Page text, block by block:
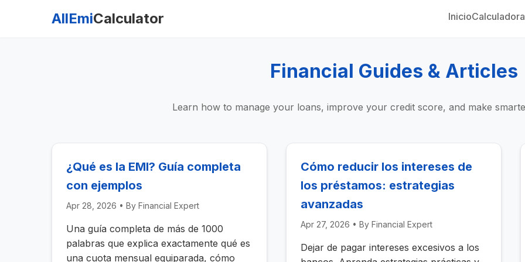
AllEmiCalculator InicioCalculadora
Financial Guides & Articles
Learn how to manage your loans, improve your credit score, and make
¿Qué es la EMI? Guía completa
con ejemplos
Apr 28, 2026 • By Financial Expert
Una guía completa de más de 1000
palabras que explica exactamente qué es
una cuota mensual equiparada, cómo
Cómo reducir los intereses de
los préstamos: estrategias
avanzadas
Apr 27, 2026 • By Financial Expert
Dejar de pagar intereses excesivos a los